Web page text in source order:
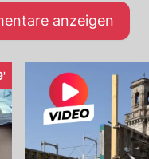
anzeigen
veröffentlicht: